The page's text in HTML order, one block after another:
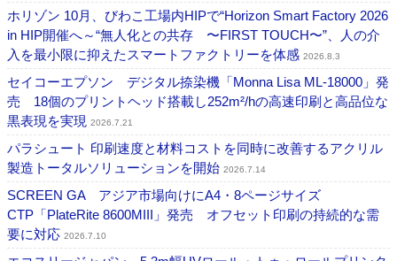
ホリゾン 10月、びわこ工場内HIPで“Horizon Smart Factory 2026
in HIP開催へ～“無人化との共存 〜FIRST TOUCH〜”、人の介
入を最小限に抑えたスマートファクトリーを体感 2026.8.3
セイコーエプソン デジタル捺染機「Monna Lisa ML-18000」発
売 18個のプリントヘッド搭載し252m²/hの高速印刷と高品位な
黒表現を実現 2026.7.21
パラシュート 印刷速度と材料コストを同時に改善するアクリル
製造トータルソリューションを開始 2026.7.14
SCREEN GA アジア市場向けにA4・8ページサイズ
CTP「PlateRite 8600MIII」発売 オフセット印刷の持続的な需
要に対応 2026.7.10